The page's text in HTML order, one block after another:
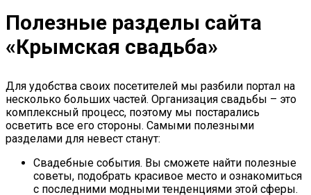
Полезные разделы сайта
«Крымская свадьба»
Для удобства своих посетителей мы разбили портал на
несколько больших частей. Организация свадьбы – это
комплексный процесс, поэтому мы постарались
осветить все его стороны. Самыми полезными
разделами для невест станут:
Свадебные события. Вы сможете найти полезные
советы, подобрать красивое место и ознакомиться
с последними модными тенденциями этой сферы.